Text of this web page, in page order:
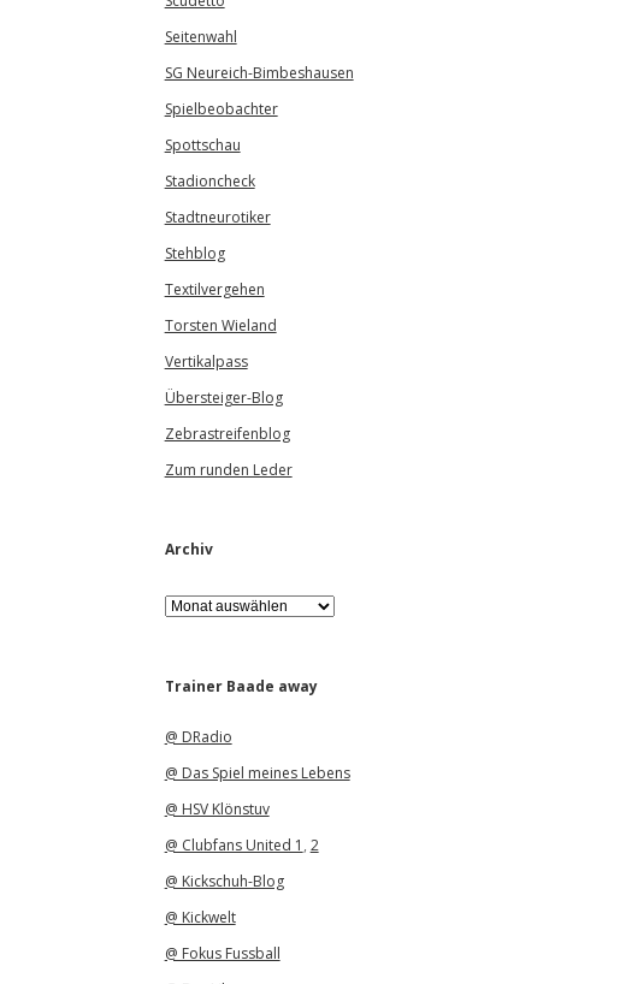
Seitenwahl
SG Neureich-Bimbeshausen
Spielbeobachter
Spottschau
Stadioncheck
Stadtneurotiker
Stehblog
Textilvergehen
Torsten Wieland
Vertikalpass
Übersteiger-Blog
Zebrastreifenblog
Zum runden Leder
Archiv
A
r
iTrainer Baade away
@ DRadio
@ Das Spiel meines Lebens
@ HSV Klönstuv
@ Clubfans United 1 , 2
@ Kickschuh-Blog
@ Kickwelt
@ Fokus Fussball